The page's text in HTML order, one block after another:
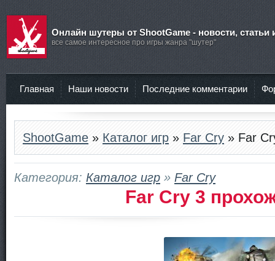
Онлайн шутеры от ShootGame - новости, статьи
все самое интересное про игры жанра "шутер"
Главная Наши новости Последние комментарии
ShootGame » Каталог игр » Far Cry » Far
Категория: Каталог игр » Far Cry
Far Cry 3